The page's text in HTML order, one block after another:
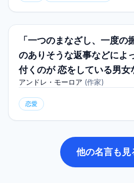
「一つのまなざし、一度の
のありそうな返事などによ
付くのが 恋をしている男女
アンドレ・モーロア (作家)
恋愛
他の名言も見